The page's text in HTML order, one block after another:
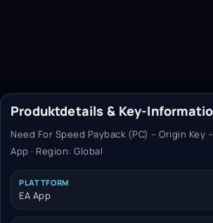
Produktdetails & Key-
Need For Speed Payback (PC) – Origin Key –
App · Region: Global
PLATTFORM
EA App